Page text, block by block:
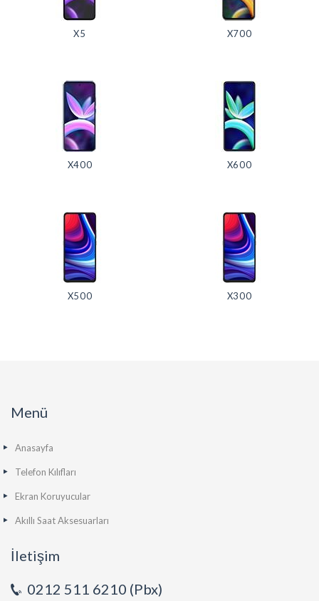
X5 X700
X400 X600
X500 X300
Menü
Anasayfa
Telefon Kılıfları
Ekran Koruyucular
Akıllı Saat Aksesuarları
İletişim
0212 511 6210 (Pbx)